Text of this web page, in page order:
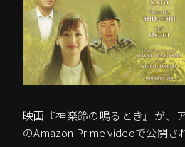
映画『神楽鈴の鳴るとき』が、
のAmazon Prime videoで公開さ